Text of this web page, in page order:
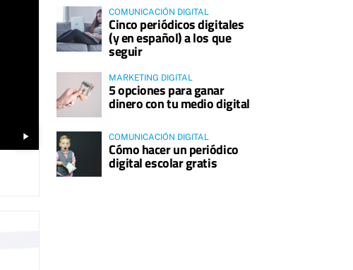
play_arrow
COMUNICACIÓN DIGITAL
Cinco periódicos digitales
(y en español) a los que
seguir
MARKETING DIGITAL
5 opciones para ganar
dinero con tu medio digital
COMUNICACIÓN DIGITAL
Cómo hacer un periódico
digital escolar gratis